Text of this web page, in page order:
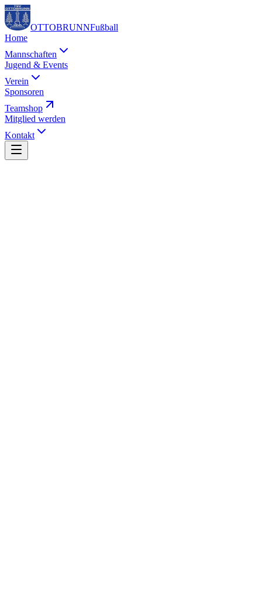
OTTOBRUNNFußball
Home
Mannschaften
Jugend & Events
Verein
Sponsoren
Teamshop
Mitglied werden
Kontakt